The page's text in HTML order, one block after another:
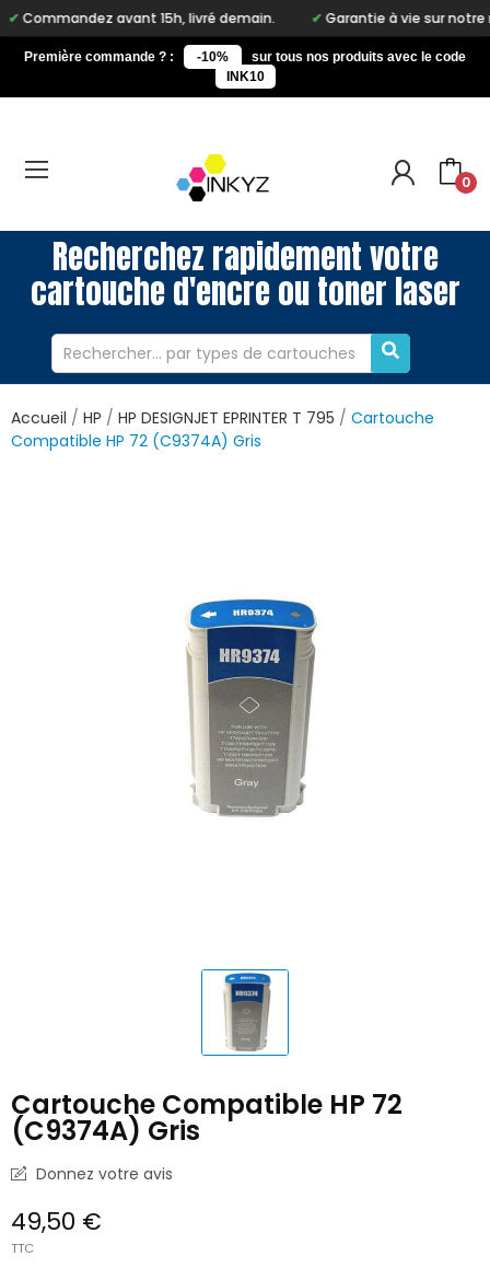
avant 15h, livré demain. Garantie à vie sur notre marque Inkyz
Première commande ? : -10%
sur tous nos produits avec le code
INK10
0
Recherchez rapidement votre
cartouche d'encre ou toner laser
Accueil HP HP DESIGNJET EPRINTER T 795
Cartouche
Compatible HP 72 (C9374A) Gris
Cartouche Compatible HP 72
(C9374A) Gris
Donnez votre avis
49,50 €
TTC